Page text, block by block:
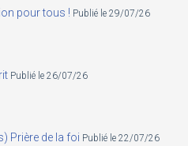
pour tous ! Publié le 29/07/26
Publié le 26/07/26
Prière de la foi Publié le 22/07/26